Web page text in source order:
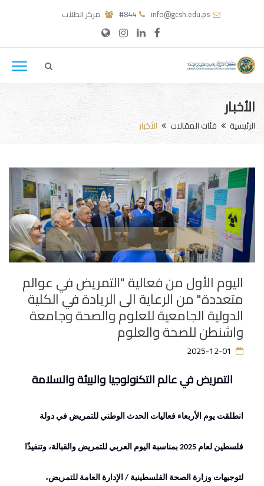
info@gcsh.edu.ps
#844 مركز الطلاب
الأخبار
الرئيسية فئات المقالات الأخبار
اليوم الأول من فعالية "التمريض في عوالم
متعددة" من الرعاية الى الريادة في الكلية
الدولية الجامعية للعلوم والصحة وجامعة
واشنطن للصحة والعلوم
التمريض في عالم التكنولوجيا والبيئة والسلامة
انطلقت يوم الأربعاء فعاليات الحدث الوطني للتمريض في دولة
فلسطين لعام 2025 بمناسبة اليوم العربي للتمريض والقبالة، وتنفيذًا
لتوجيهات وزارة الصحة الفلسطينية / الإدارة العامة للتمريض،